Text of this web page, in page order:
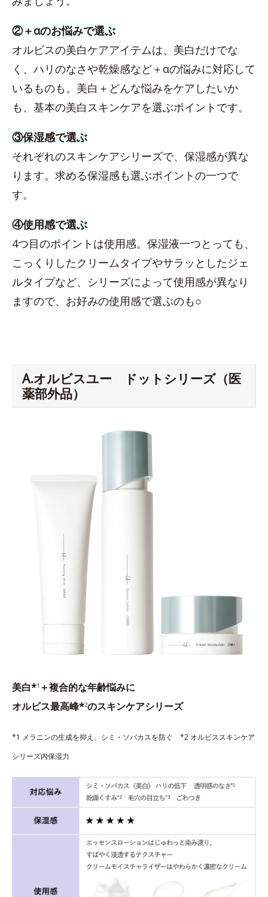
②＋αのお悩みで選ぶ
オルビスの美白ケアアイテムは、美白だけでな
く、ハリのなさや乾燥感など＋αの悩みに対応して
いるものも。美白＋どんな悩みをケアしたいか
も、基本の美白スキンケアを選ぶポイントです。
③保湿感で選ぶ
それぞれのスキンケアシリーズで、保湿感が異な
ります。求める保湿感も選ぶポイントの一つで
す。
④使用感で選ぶ
4つ目のポイントは使用感。保湿液一つとっても、
こっくりしたクリームタイプやサラッとしたジェ
ルタイプなど、シリーズによって使用感が異なり
ますので、お好みの使用感で選ぶのも○
A.オルビスユー ドットシリーズ（医
薬部外品）
美白*1 ＋複合的な年齢悩みに
オルビス最高峰*2のスキンケアシリーズ
*1 メラニンの生成を抑え、シミ・ソバカスを防ぐ *2 オルビススキンケア
シリーズ内保湿力